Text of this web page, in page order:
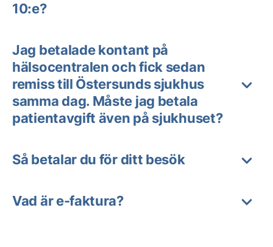
10:e?
Jag betalade kontant på
hälsocentralen och fick sedan
remiss till Östersunds sjukhus
samma dag. Måste jag betala
patientavgift även på sjukhuset?
Så betalar du för ditt besök
Vad är e-faktura?